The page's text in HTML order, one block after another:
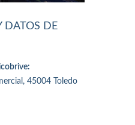
DATOS DE
45004 Toledo